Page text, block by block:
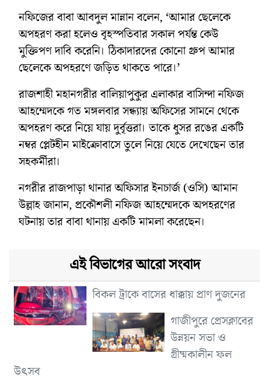
নফিজের বাবা আবদুল মান্নান বলেন, ‘আমার ছেলেকে
অপহরণ করা হলেও বৃহস্পতিবার সকাল পর্যন্ত কেউ
মুক্তিপণ দাবি করেনি। ঠিকাদারদের কোনো গ্রুপ আমার
ছেলেকে অপহরণে জড়িত থাকতে পারে।’
রাজশাহী মহানগরীর বালিয়াপুকুর এলাকার বাসিন্দা নফিজ
আহম্মেদকে গত মঙ্গলবার সন্ধ্যায় অফিসের সামনে থেকে
অপহরণ করে নিয়ে যায় দুর্বৃত্তরা। তাকে ধুসর রঙের একটি
নম্বর প্লেটহীন মাইক্রোবাসে তুলে নিয়ে যেতে দেখেছেন তার
সহকর্মীরা।
নগরীর রাজপাড়া থানার অফিসার ইনচার্জ (ওসি) আমান
উল্লাহ জানান, প্রকৌশলী নফিজ আহম্মেদকে অপহরণের
ঘটনায় তার বাবা থানায় একটি মামলা করেছেন।
এই বিভাগের আরো সংবাদ
বিকল ট্রাকে বাসের ধাক্কায় প্রাণ দুজনের
গাজীপুরে প্রেসক্লাবের
উন্নয়ন সভা ও
গ্রীষ্মকালীন ফল
উৎসব